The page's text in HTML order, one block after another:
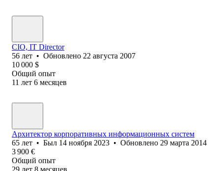
CIO, IT Director
56 лет • Обновлено 22 августа 2007
10 000 $
Общий опыт
11 лет 6 месяцев
Архитектор корпоративных информационных систем
65 лет • Был 14 ноября 2023 • Обновлено 29 марта 2014
3 900 €
Общий опыт
29 лет 8 месяцев